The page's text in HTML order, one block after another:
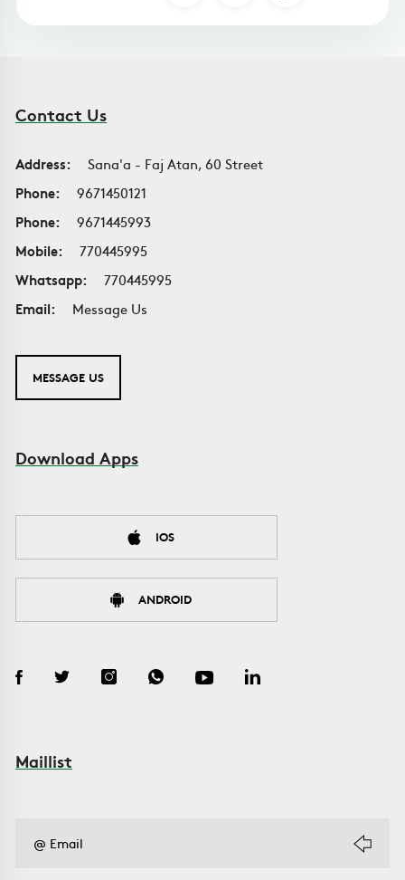
Contact Us
Address:
Sana'a - Faj Atan, 60 Street
Phone:
9671450121
Phone:
9671445993
Mobile:
770445995
Whatsapp:
770445995
Email:
Message Us
MESSAGE US
Download Apps
IOS
ANDROID
Maillist